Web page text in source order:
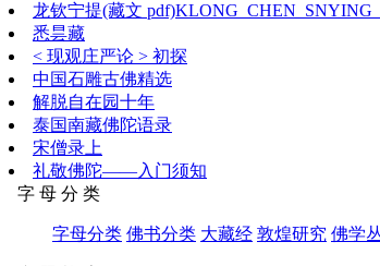
龙钦宁提(藏文
悉昙藏
< 现观庄严论 > 初探
中国石雕古佛精选
解脱自在园十年
泰国南藏佛陀语录
宋僧录上
礼敬佛陀——入门须知
字 母 分 类
字母分类 佛书分类 大藏经 敦煌研究 佛学